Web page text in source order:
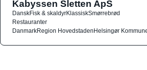
Kabyssen Sletten ApS
DanskFisk & skaldyrKlassiskSmørrebrød
Restauranter
DanmarkRegion HovedstadenHelsingør